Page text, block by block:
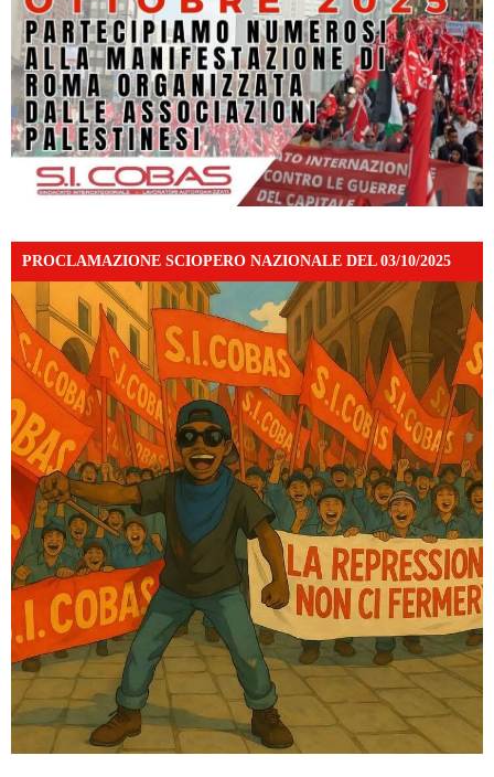
PROCLAMAZIONE SCIOPERO NAZIONALE DEL 03/10/2025